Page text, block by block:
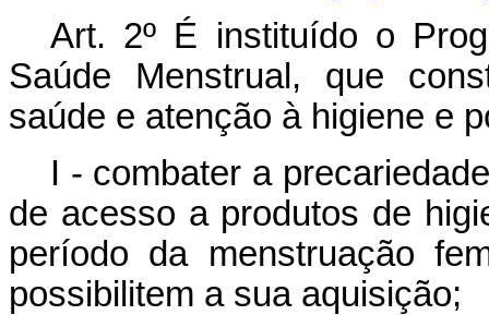
Art. 2º É instituído o
Saúde Menstrual, que
saúde e atenção à higiene e
I - combater a
de acesso a produtos de
período da menstruação
possibilitem a sua aquisição;